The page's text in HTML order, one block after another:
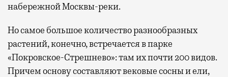
набережной Москвы-реки.
Но самое большое количество разнообразных
растений, конечно, встречается в парке
«Покровское-Стрешнево»: там ихпочти 200 видов.
Причем основу составляют вековые сосны и ели,